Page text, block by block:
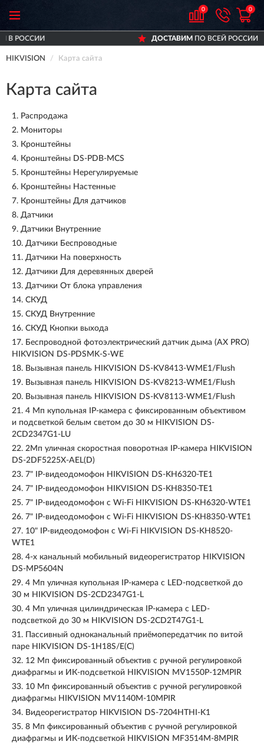
0 0
ПО ВСЕЙ РОССИИ
HIKVISION Карта сайта
Карта сайта
1. Распродажа
2. Мониторы
3. Кронштейны
4. Кронштейны DS-PDB-MCS
5. Кронштейны Нерегулируемые
6. Кронштейны Настенные
7. Кронштейны Для датчиков
8. Датчики
9. Датчики Внутренние
10. Датчики Беспроводные
11. Датчики На поверхность
12. Датчики Для деревянных дверей
13. Датчики От блока управления
14. СКУД
15. СКУД Внутренние
16. СКУД Кнопки выхода
17. Беспроводной фотоэлектрический датчик дыма (AX PRO)
HIKVISION DS-PDSMK-S-WE
18. Вызывная панель HIKVISION DS-KV8413-WME1/Flush
19. Вызывная панель HIKVISION DS-KV8213-WME1/Flush
20. Вызывная панель HIKVISION DS-KV8113-WME1/Flush
21. 4 Мп купольная IP-камера с фиксированным объективом
и подсветкой белым светом до 30 м HIKVISION DS-
2CD2347G1-LU
22. 2Мп уличная скоростная поворотная IP-камера HIKVISION
DS-2DF5225X-AEL(D)
23. 7" IP-видеодомофон HIKVISION DS-KH6320-TE1
24. 7" IP-видеодомофон HIKVISION DS-KH8350-TE1
25. 7" IP-видеодомофон c Wi-Fi HIKVISION DS-KH6320-WTE1
26. 7" IP-видеодомофон с Wi-Fi HIKVISION DS-KH8350-WTE1
27. 10" IP-видеодомофон c Wi-Fi HIKVISION DS-KH8520-
WTE1
28. 4-х канальный мобильный видеорегистратор HIKVISION
DS-MP5604N
29. 4 Мп уличная купольная IP-камера с LED-подсветкой до
30 м HIKVISION DS-2CD2347G1-L
30. 4 Мп уличная цилиндрическая IP-камера с LED-
подсветкой до 30 м HIKVISION DS-2CD2T47G1-L
31.
Пассивный одноканальный приёмопередатчик по витой
паре HIKVISION DS-1H18S/E(C)
32. 12 Мп фиксированный объектив с ручной регулировкой
диафрагмы и ИК-подсветкой HIKVISION MV1550P-12MPIR
33. 10 Мп фиксированный объектив с ручной регулировкой
диафрагмы HIKVISION MV1140M-10MPIR
34. Видеорегистратор HIKVISION DS-7204HTHI-K1
35. 8 Мп фиксированный объектив с ручной регулировкой
диафрагмы и ИК-подсветкой HIKVISION MF3514M-8MPIR